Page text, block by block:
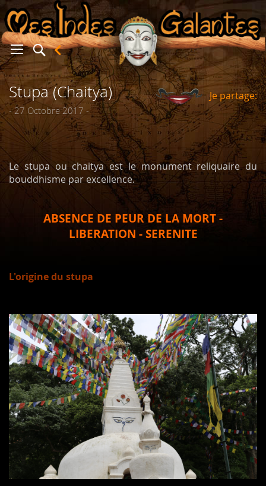
Stupa (Chaitya)
- 27 Octobre 2017 -
Je partage:
Le stupa ou chaitya est le monument reliquaire du
bouddhisme par excellence.
ABSENCE DE PEUR DE LA MORT -
LIBERATION - SERENITE
L'origine du stupa